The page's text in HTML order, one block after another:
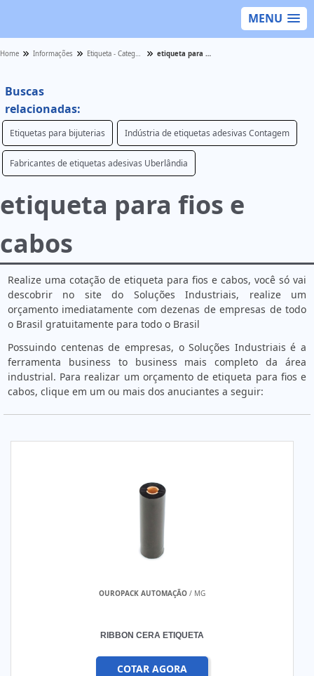
MENU
Home Informações Etiqueta - Categoria etiqueta para fios e cabos
Buscas
relacionadas:
Etiquetas para bijuterias Indústria de etiquetas adesivas Contagem
Fabricantes de etiquetas adesivas Uberlândia
etiqueta para fios e
cabos
Realize uma cotação de etiqueta para fios e cabos, você só vai
descobrir no site do Soluções Industriais, realize um
orçamento imediatamente com dezenas de empresas de todo
o Brasil gratuitamente para todo o Brasil
Possuindo centenas de empresas, o Soluções Industriais é a
ferramenta business to business mais completo da área
industrial. Para realizar um orçamento de etiqueta para fios e
cabos, clique em um ou mais dos anuciantes a seguir:
OUROPACK AUTOMAÇÃO / MG
RIBBON CERA ETIQUETA
COTAR AGORA